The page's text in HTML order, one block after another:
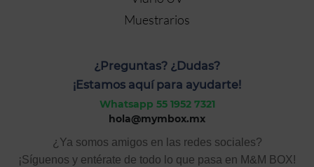
Muestrarios
¿Preguntas? ¿Dudas?
¡Estamos aquí para ayudarte!
Whatsapp 55 1952 7321
hola@mymbox.mx
¿Ya somos amigos en las redes sociales?
¡Síguenos y entérate de todo lo que pasa en M&M BOX!